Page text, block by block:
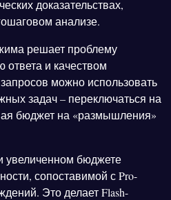
доказательствах,
анализе.
решает проблему
ответа и качеством
можно использовать
задач – переключаться на
бюджет на «размышления»
увеличенном бюджете
сопоставимой с Pro-
Это делает Flash-